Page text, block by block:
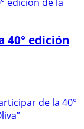
40° edición